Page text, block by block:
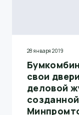
28 января 2019
свои
деловой